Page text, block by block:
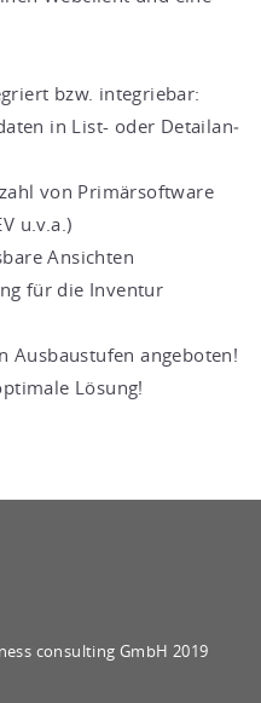
bzw. in­te­grie­bar:
in List- oder De­tail­an­
von Pri­mär­soft­ware
u.v.a.)
An­sich­ten
für die In­ven­tur
Aus­bau­stu­fen an­ge­bo­ten!
Lö­sung!
con­sul­ting GmbH 2019